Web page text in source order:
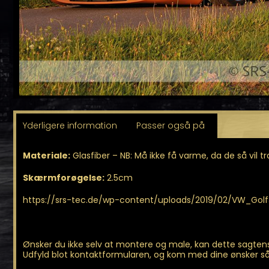
Yderligere information Passer også på
Materiale: Glasfiber – NB: Må ikke få varme, da de så vil
Skærmforøgelse: 2.5cm
https://srs-tec.de/wp-content/uploads/2019/02/
Ønsker du ikke selv at montere og male, kan dette
Udfyld blot kontaktformularen, og kom med dine ønsker